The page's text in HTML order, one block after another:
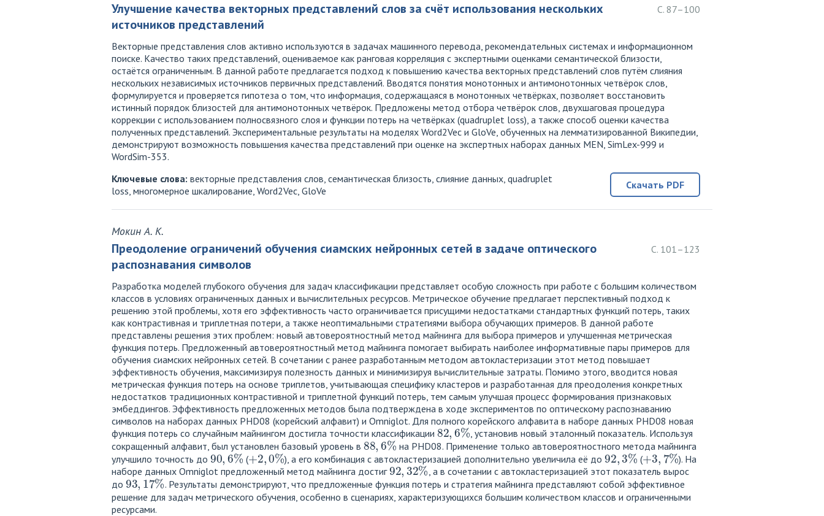
Улучшение качества векторных представлений слов за счёт использования нескольких
источников представлений
С. 87–100
Векторные представления слов активно используются в задачах машинного перевода, рекомендательных системах и информационном
поиске. Качество таких представлений, оцениваемое как ранговая корреляция с экспертными оценками семантической близости,
остаётся ограниченным. В данной работе предлагается подход к повышению качества векторных представлений слов путём слияния
нескольких независимых источников первичных представлений. Вводятся понятия монотонных и антимонотонных четвёрок слов,
формулируется и проверяется гипотеза о том, что информация, содержащаяся в монотонных четвёрках, позволяет восстановить
истинный порядок близостей для антимонотонных четвёрок. Предложены метод отбора четвёрок слов, двухшаговая процедура
коррекции с использованием полносвязного слоя и функции потерь на четвёрках (quadruplet loss), а также способ оценки качества
полученных представлений. Экспериментальные результаты на моделях Word2Vec и GloVe, обученных на лемматизированной Википедии,
демонстрируют возможность повышения качества представлений при оценке на экспертных наборах данных MEN, SimLex-999 и
WordSim-353.
Ключевые слова: векторные представления слов, семантическая близость, слияние данных, quadruplet
loss, многомерное шкалирование, Word2Vec, GloVe
Скачать PDF
Мокин А. К.
Преодоление ограничений обучения сиамских нейронных сетей в задаче оптического
распознавания символов
С. 101–123
Разработка моделей глубокого обучения для задач классификации представляет особую сложность при работе с большим количеством
классов в условиях ограниченных данных и вычислительных ресурсов. Метрическое обучение предлагает перспективный подход к
решению этой проблемы, хотя его эффективность часто ограничивается присущими недостатками стандартных функций потерь, таких
как контрастивная и триплетная потери, а также неоптимальными стратегиями выбора обучающих примеров. В данной работе
представлены решения этих проблем: новый автовероятностный метод майнинга для выбора примеров и улучшенная метрическая
функция потерь. Предложенный автовероятностный метод майнинга помогает выбирать наиболее информативные пары примеров для
обучения сиамских нейронных сетей. В сочетании с ранее разработанным методом автокластеризации этот метод повышает
эффективность обучения, максимизируя полезность данных и минимизируя вычислительные затраты. Помимо этого, вводится новая
метрическая функция потерь на основе триплетов, учитывающая специфику кластеров и разработанная для преодоления конкретных
недостатков традиционных контрастивной и триплетной функций потерь, тем самым улучшая процесс формирования признаковых
эмбеддингов. Эффективность предложенных методов была подтверждена в ходе экспериментов по оптическому распознаванию
символов на наборах данных PHD08 (корейский алфавит) и Omniglot. Для полного корейского алфавита в наборе данных PHD08 новая
функция потерь со случайным майнингом достигла точности классификации
82,6%
, установив новый эталонный показатель. Используя
сокращенный алфавит, был установлен базовый уровень в
88,6%
на PHD08. Применение только автовероятностного метода майнинга
улучшило точность до
90,6%
(
+2,0%
), а его комбинация с автокластеризацией дополнительно увеличила её до
92, 3%
(
+3,7%
). На
наборе данных Omniglot предложенный метод майнинга достиг
92,32%
, а в сочетании с автокластеризацией этот показатель вырос
до
93, 17%
. Результаты демонстрируют, что предложенные функция потерь и стратегия майнинга представляют собой эффективное
решение для задач метрического обучения, особенно в сценариях, характеризующихся большим количеством классов и ограниченными
ресурсами.